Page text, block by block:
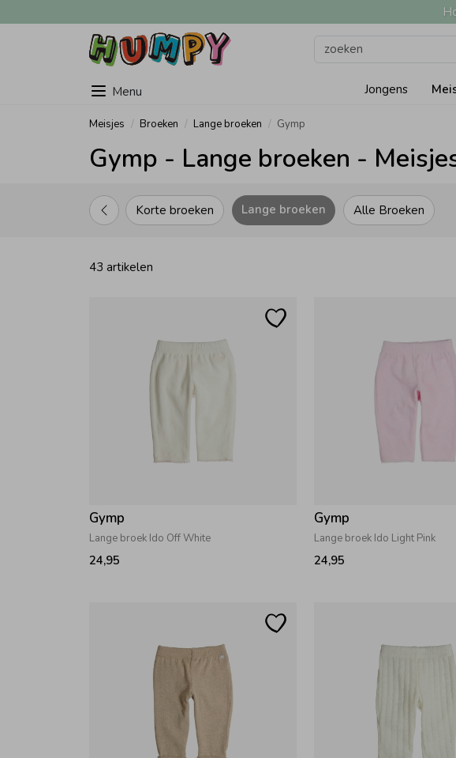
Menu Jongens
Meisjes Broeken Lange broeken Gymp
Gymp - Lange broeken -
Alle Broeken
Korte broeken Lange broeken
43 artikelen
Gymp
Lange broek Ido Off White
24,95
Gymp
Lange broek Ido Light Pink
24,95